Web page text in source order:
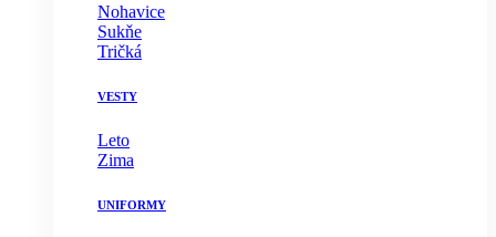
Nohavice
Sukňe
Tričká
VESTY
Leto
Zima
UNIFORMY